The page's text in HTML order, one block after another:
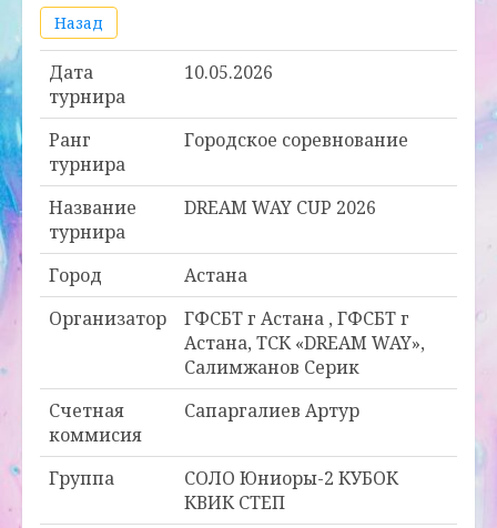
Назад
Дата
турнира
10.05.2026
Ранг
турнира
Городское соревнование
Название
турнира
DREAM WAY CUP 2026
Город
Астана
Организатор
ГФСБТ г Астана , ГФСБТ г
Астана, ТСК «DREAM WAY»,
Салимжанов Серик
Счетная
коммисия
Сапаргалиев Артур
Группа
СОЛО Юниоры-2 КУБОК
КВИК СТЕП